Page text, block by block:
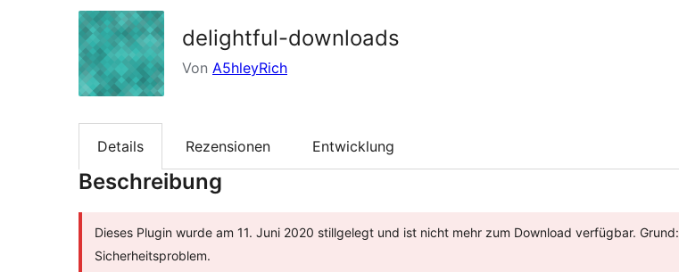
delightful-downloads
Von A5hleyRich
Details Rezensionen Entwicklung
Beschreibung
Dieses Plugin wurde am 11. Juni 2020 stillgelegt und ist nicht mehr zum Download verfügbar. Grund:
Sicherheitsproblem.